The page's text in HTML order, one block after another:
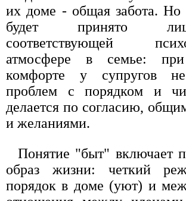
их доме - общая забота. Но
будет принято
соответствующей
атмосфере в семье:
комфорте у супругов не
проблем с порядком и
делается по согласию,
и желаниями.
Понятие "быт" включает
образ жизни: четкий
порядок в доме (уют) и